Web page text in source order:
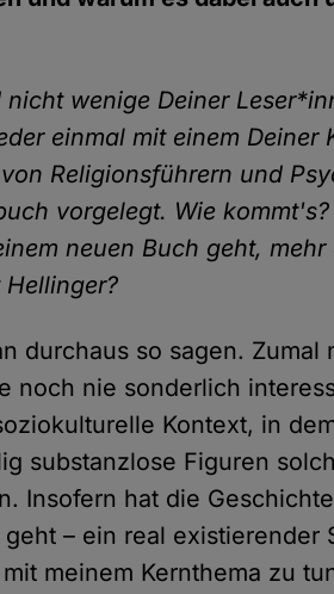
wenige Deiner
einmal mit einem Deiner
Religionsführern und
vorgelegt. Wie
neuen Buch geht,
durchaus so sagen. Zumal
noch nie sonderlich
Kontext, in
substanzlose Figuren
Insofern hat die
– ein real existierender
meinem Kernthema zu